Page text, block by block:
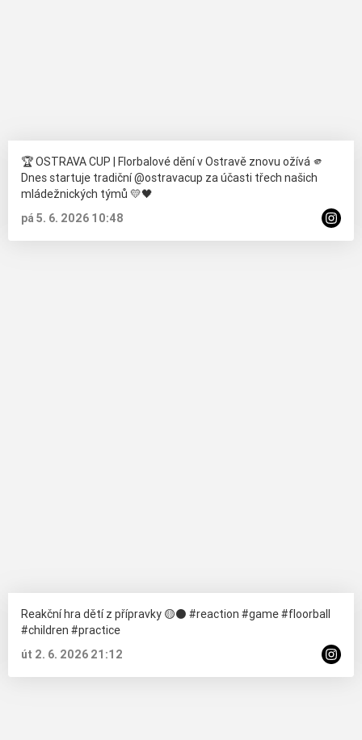
🏆 OSTRAVA CUP | Florbalové dění v Ostravě znovu ožívá 🫵
Dnes startuje tradiční @ostravacup za účasti třech našich
mládežnických týmů 💛🖤
pá 5. 6. 2026 10:48
Reakční hra dětí z přípravky 🟡⚫️ #reaction #game #floorball
#children #practice
út 2. 6. 2026 21:12